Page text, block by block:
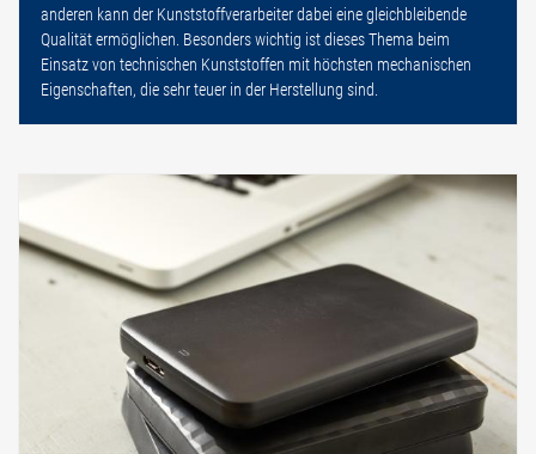
anderen kann der Kunststoffverarbeiter dabei eine gleichbleibende
Qualität ermöglichen. Besonders wichtig ist dieses Thema beim
Einsatz von technischen Kunststoffen mit höchsten mechanischen
Eigenschaften, die sehr teuer in der Herstellung sind.